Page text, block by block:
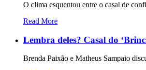
O clima esquentou entre o casal de
Read More
Lembra deles? Casal do
Brenda Paixão e Matheus Sampaio